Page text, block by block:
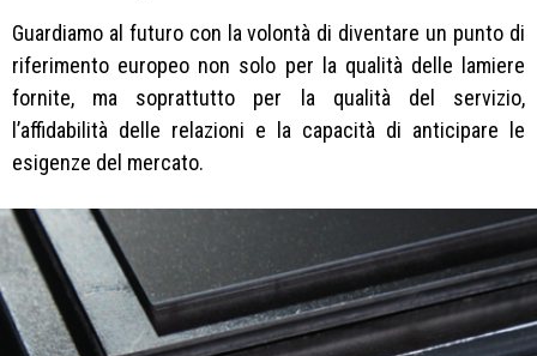
Guardiamo al futuro con la volontà di diventare un punto di
riferimento europeo non solo per la qualità delle lamiere
fornite, ma soprattutto per la qualità del servizio,
l’affidabilità delle relazioni e la capacità di anticipare le
esigenze del mercato.